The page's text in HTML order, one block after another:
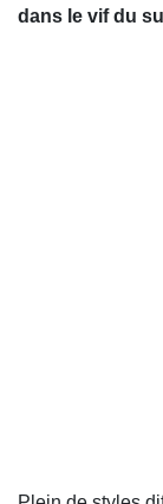
dans le vif du